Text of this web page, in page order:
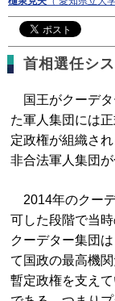
首相選任シ
国王がクーデタ
た軍人集団には
定政権が組織さ
非合法軍人集団
2014年のクー
可した段階で当
クーデター集団
て国政の最高機
暫定政権を支え